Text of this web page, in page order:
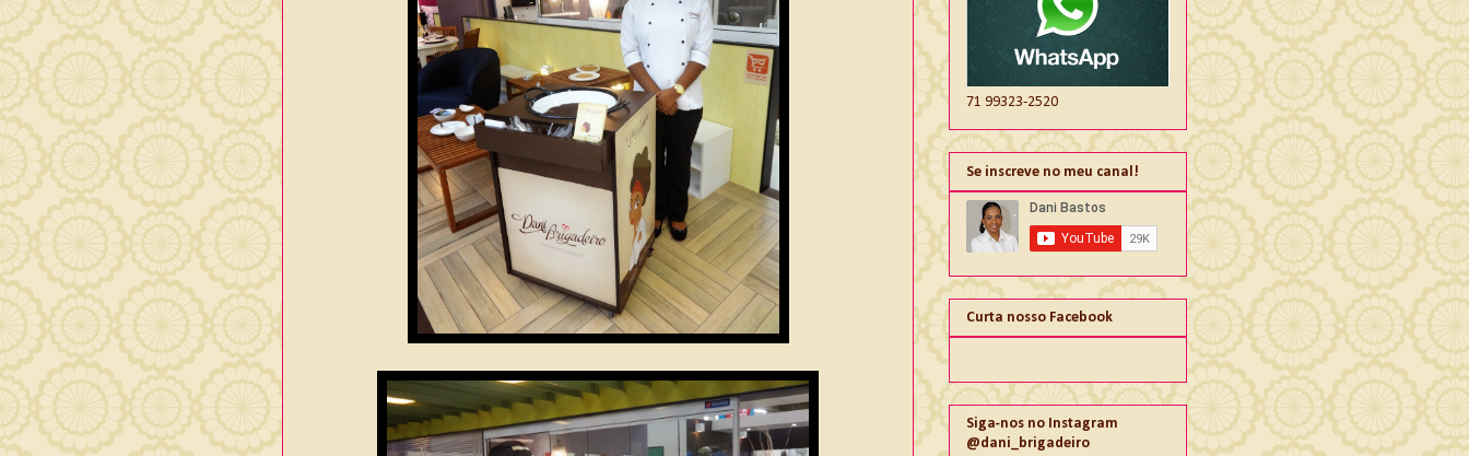
71 99323-2520
Se inscreve no meu canal!
Curta nosso Facebook
Siga-nos no Instagram
@dani_brigadeiro